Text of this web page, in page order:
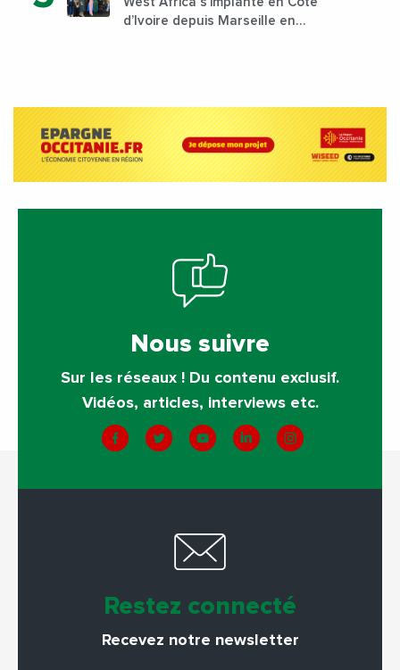
d’Ivoire depuis Marseille en
Nous suivre
Sur les réseaux ! Du contenu exclusif.
Vidéos, articles, interviews etc.
Restez connecté
Recevez notre newsletter